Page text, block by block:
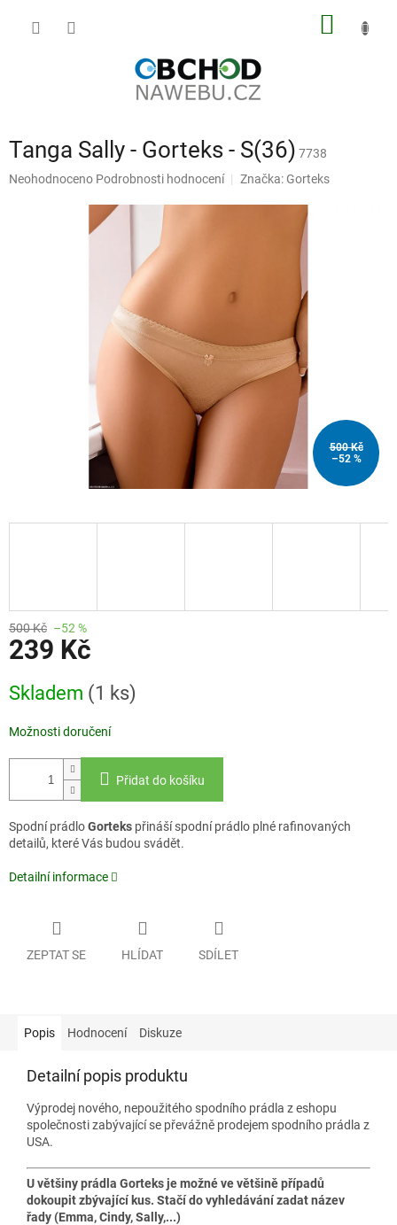
Tanga Sally - Gorteks - S(36) 7738
Průměrné
Neohodnoceno Podrobnosti hodnocení Značka: Gorteks
500 Kč
–52 %
500 Kč –52 %
239 Kč
cena:
Skladem (1 ks)
Možnosti doručení
Přidat do košíku
Spodní prádloGorteks přináší spodní prádlo plné rafinovaných
detailů, které Vás budou svádět.
Detailní informace
ZEPTAT SE HLÍDAT SDÍLET
Popis Hodnocení Diskuze
Detailní popis produktu
Výprodej nového, nepoužitého spodního prádla z eshopu
společnosti zabývající se převážně prodejem spodního prádla z
USA.
U většiny prádla Gorteks je možné ve většině případů
dokoupit zbývající kus. Stačí do vyhledávání zadat název
řady (Emma, Cindy, Sally,...)